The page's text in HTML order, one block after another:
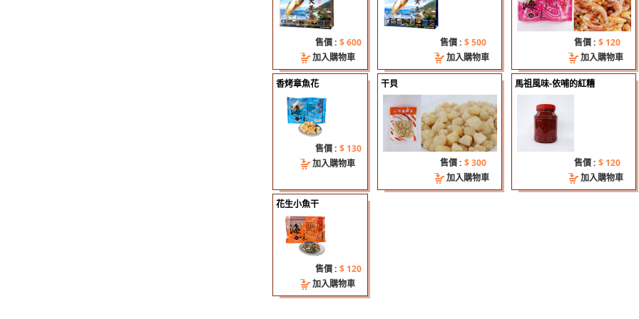
2011-01-14
馬祖冬季限定-坂里三寶
--黃魚禮盒售價調整公告100/9--
2011-01-05
有關於運費請注意，一般包裹運費100元起，冷凍包裹260元起。
2011-01-07
中黃魚禮盒
2011-01-14
馬祖冬季限定-坂里三寶
2011-01-13
--黃魚禮盒售價調整公告100/9--
2011-01-05
有關於運費請注意，一般包裹運費100元起，冷凍包裹260元起。
2011-01-07
2011-01-14
馬祖冬季限定-坂里三寶
2011-01-13
--黃魚禮盒售價調整公告100/9--
2011-01-05
有關於運費請注意，一般包裹運費100元起，冷凍包裹260元起。
2011-01-07
中黃魚禮盒
2011-01-14
售價 : $ 600
加入購物車
售價 : $ 500
加入購物車
售價 : $ 120
加入購物車
香烤章魚花
售價 : $ 130
加入購物車
干貝
售價 : $ 300
加入購物車
馬祖風味-依哺的紅糟
售價 : $ 120
加入購物車
花生小魚干
售價 : $ 120
加入購物車